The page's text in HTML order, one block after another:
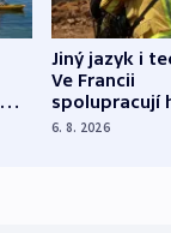
Jiný jazyk i
Ve Francii
spolupracují
různých zemí
6. 8. 2026